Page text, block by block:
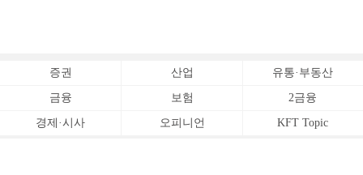
증권 산업 유통·부동산
금융 보험 2금융
경제·시사 오피니언 KFT Topic